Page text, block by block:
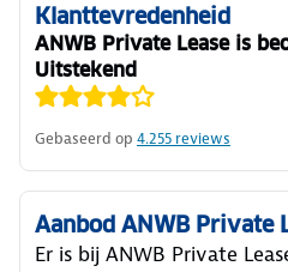
Klanttevredenheid
ANWB Private Lease is
Uitstekend
Gebaseerd op 4.255 reviews
Aanbod ANWB Private
Er is bij ANWB Private